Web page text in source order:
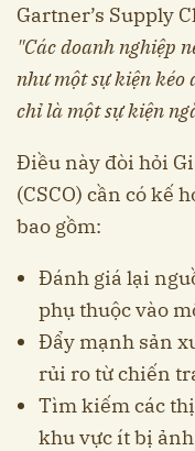
Gartner’s Supply
"Các doanh nghiệp
như một sự kiện
chỉ là một sự kiện
Điều này đòi hỏi
(CSCO) cần có kế
bao gồm:
Đánh giá lại
phụ thuộc vào
Đẩy mạnh sản
rủi ro từ chiến
Tìm kiếm các
khu vực ít bị